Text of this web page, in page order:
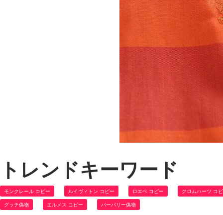
トレンドキーワード
モンクレール コピー ルイヴィトン コピー ロエベ コピー クロムハーツ コ
グッチ偽物 エルメス コピー バーバリー偽物